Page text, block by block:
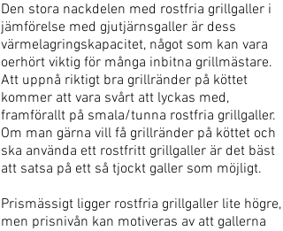
Den stora nackdelen med rostfria grillgaller i
jämförelse med gjutjärnsgaller är dess
värmelagringskapacitet, något som kan vara
oerhört viktig för många inbitna grillmästare.
Att uppnå riktigt bra grillränder på köttet
kommer att vara svårt att lyckas med,
framförallt på smala/tunna rostfria grillgaller.
Om man gärna vill få grillränder på köttet och
ska använda ett rostfritt grillgaller är det bäst
att satsa på ett så tjockt galler som möjligt.
Prismässigt ligger rostfria grillgaller lite högre,
men prisnivån kan motiveras av att gallerna